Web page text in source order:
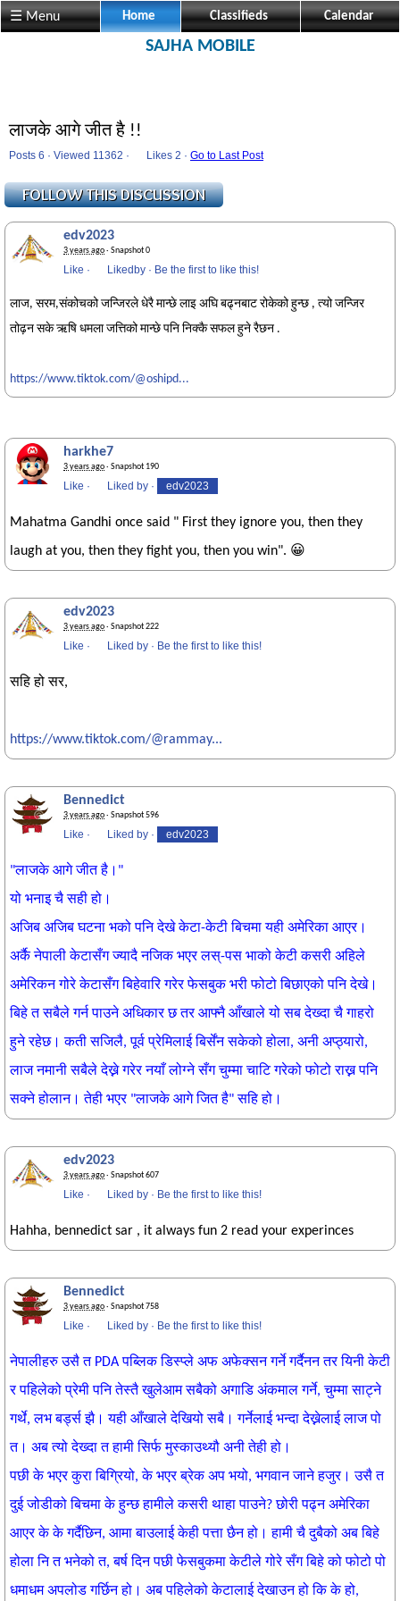
☰ Menu Home Classifieds Calendar
SAJHA MOBILE
लाजके आगे जीत है !!
Posts 6 · Viewed 11362 · Likes 2 · Go to Last Post
edv2023
3 years ago· Snapshot 0
Like · Likedby · Be the first to like this!
लाज, सरम,संकोचको जन्जिरले धेरै मान्छे लाइ अघि बढ्नबाट रोकेको हुन्छ , त्यो जन्जिर
तोढ़न सके ऋषि धमला जत्तिको मान्छे पनि निक्कै सफल हुने रैछन .
https://www.tiktok.com/@oshipd...
harkhe7
3 years ago· Snapshot 190
Like · Liked by · edv2023
Mahatma Gandhi once said " First they ignore you, then they
laugh at you, then they fight you, then you win". 😀
edv2023
3 years ago· Snapshot 222
Like · Liked by · Be the first to like this!
सहि हो सर,
https://www.tiktok.com/@rammay...
Bennedict
3 years ago· Snapshot 596
Like · Liked by · edv2023
"लाजके आगे जीत है।"
यो भनाइ चै सही हो।
अजिब अजिब घटना भको पनि देखे केटा-केटी बिचमा यही अमेरिका आएर।
अर्कै नेपाली केटासँग ज्यादै नजिक भएर लस्-पस भाको केटी कसरी अहिले
अमेरिकन गोरे केटासँग बिहेवारि गरेर फेसबुक भरी फोटो बिछाएको पनि देखे।
बिहे त सबैले गर्न पाउने अधिकार छ तर आफ्नै आँखाले यो सब देख्दा चै गाहरो
हुने रहेछ। कती सजिलै, पूर्व प्रेमिलाई बिर्सेंन सकेको होला, अनी अप्ठ्यारो,
लाज नमानी सबैले देख्ने गरेर नयाँ लोग्ने सँग चुम्मा चाटि गरेको फोटो राख्न पनि
सक्ने होलान। तेही भएर "लाजके आगे जित है" सहि हो।
edv2023
3 years ago· Snapshot 607
Like · Liked by · Be the first to like this!
Hahha, bennedict sar , it always fun 2 read your experinces
Bennedict
3 years ago· Snapshot 758
Like · Liked by · Be the first to like this!
नेपालीहरु उसै त PDA पब्लिक डिस्प्ले अफ अफेक्सन गर्ने गर्दैनन तर यिनी केटी
र पहिलेको प्रेमी पनि तेस्तै खुलेआम सबैको अगाडि अंकमाल गर्ने, चुम्मा साट्ने
गर्थे, लभ बर्ड्स झै। यही आँखाले देखियो सबै। गर्नेलाई भन्दा देख्नेलाई लाज पो
त। अब त्यो देख्दा त हामी सिर्फ मुस्काउथ्यौ अनी तेही हो।
पछी के भएर कुरा बिग्रियो, के भएर ब्रेक अप भयो, भगवान जाने हजुर। उसै त
दुई जोडीको बिचमा के हुन्छ हामीले कसरी थाहा पाउने? छोरी पढ्न अमेरिका
आएर के के गर्दैछिन, आमा बाउलाई केही पत्ता छैन हो। हामी चै दुबैको अब बिहे
होला नि त भनेको त, बर्ष दिन पछी फेसबुकमा केटीले गोरे सँग बिहे को फोटो पो
धमाधम अपलोड गर्छिन हो। अब पहिलेको केटालाई देखाउन हो कि के हो,